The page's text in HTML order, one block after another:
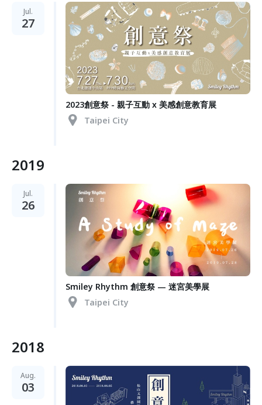
Jul.
27
2023創意祭 - 親子互動 x 美感創意教育展
Taipei City
2019
Jul.
26
Smiley Rhythm 創意祭 — 迷宮美學展
Taipei City
2018
Aug.
03